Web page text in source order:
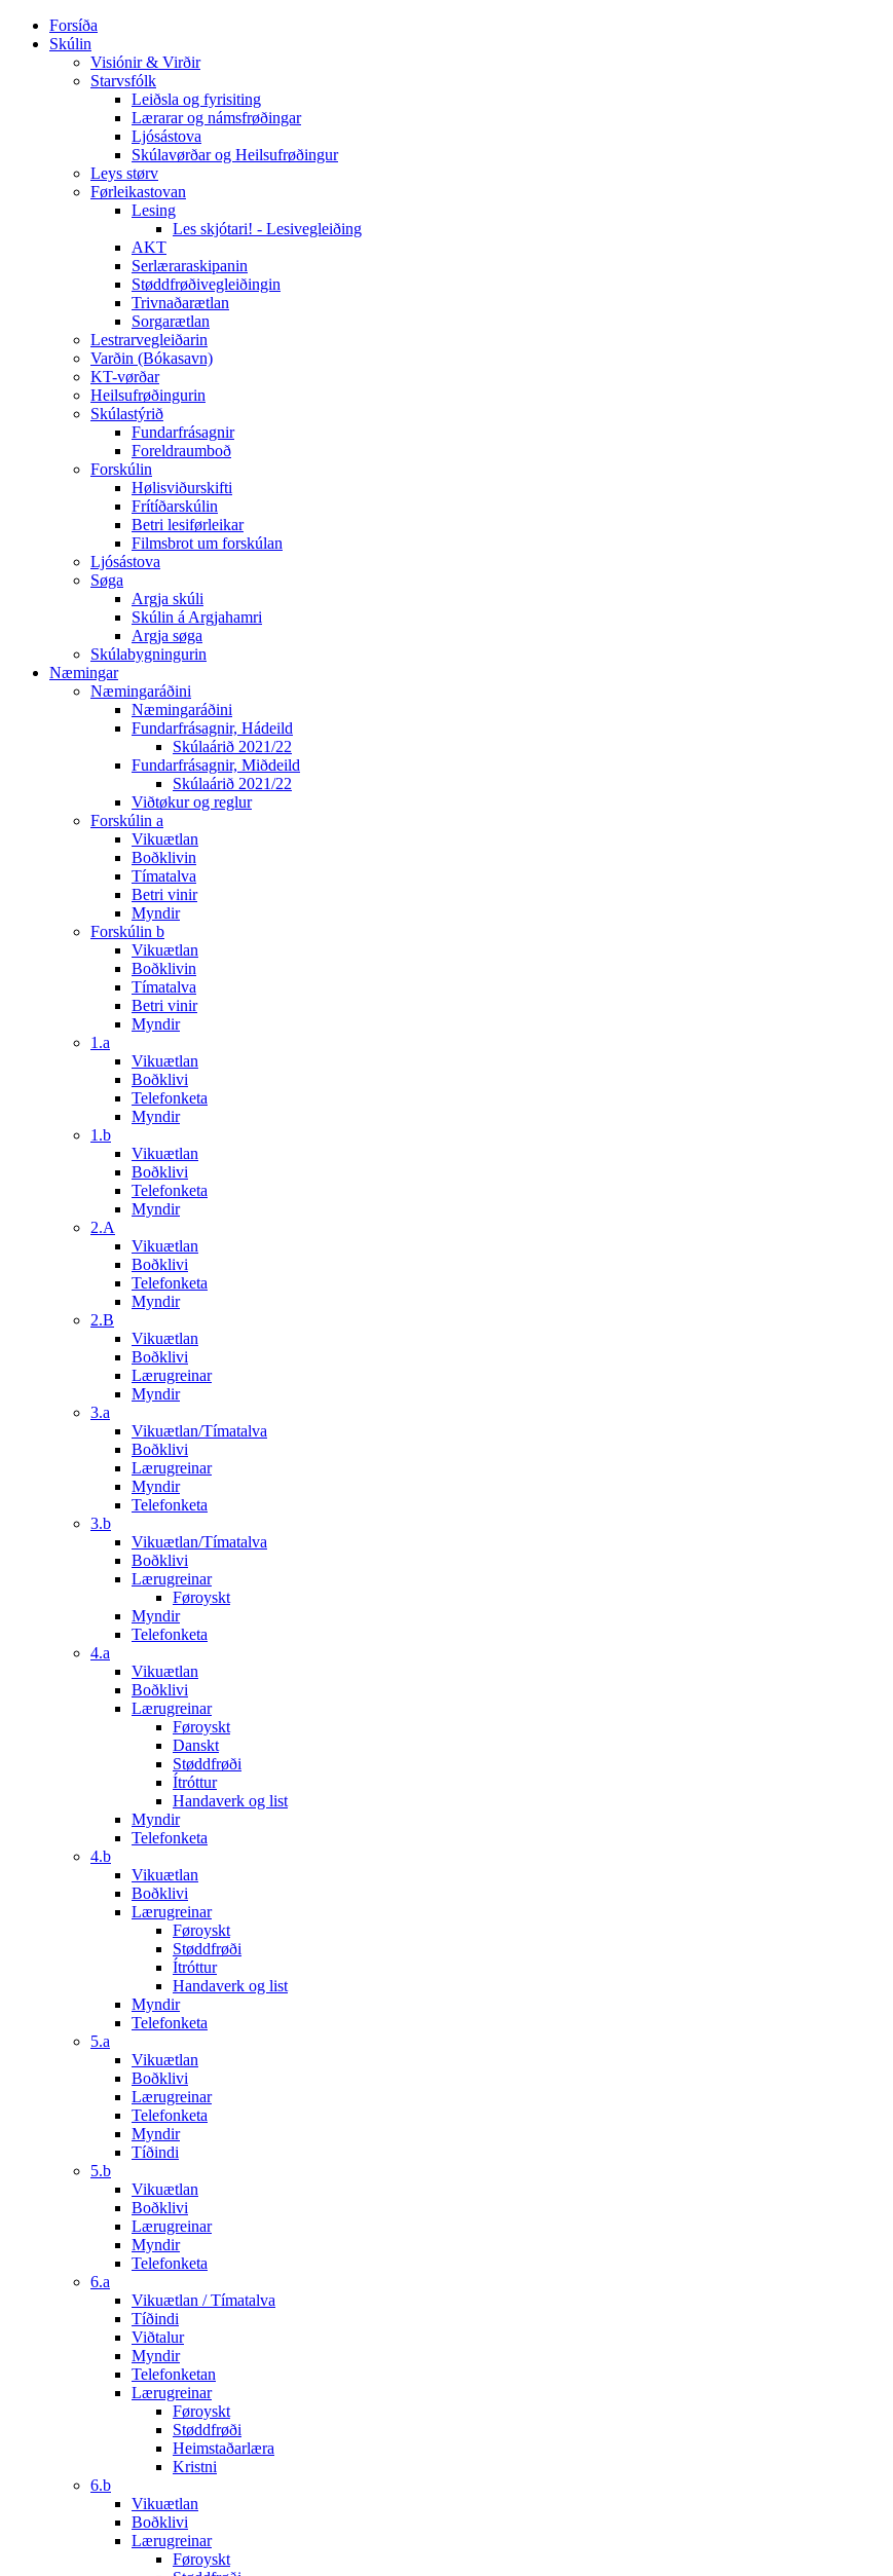
Forsíða
Skúlin
Visiónir & Virðir
Starvsfólk
Leiðsla og fyrisiting
Lærarar og námsfrøðingar
Ljósástova
Skúlavørðar og Heilsufrøðingur
Leys størv
Førleikastovan
Lesing
Les skjótari! - Lesivegleiðing
AKT
Serlæraraskipanin
Støddfrøðivegleiðingin
Trivnaðarætlan
Sorgarætlan
Lestrarvegleiðarin
Varðin (Bókasavn)
KT-vørðar
Heilsufrøðingurin
Skúlastýrið
Fundarfrásagnir
Foreldraumboð
Forskúlin
Hølisviðurskifti
Frítíðarskúlin
Betri lesiførleikar
Filmsbrot um forskúlan
Ljósástova
Søga
Argja skúli
Skúlin á Argjahamri
Argja søga
Skúlabygningurin
Næmingar
Næmingaráðini
Næmingaráðini
Fundarfrásagnir, Hádeild
Skúlaárið 2021/22
Fundarfrásagnir, Miðdeild
Skúlaárið 2021/22
Viðtøkur og reglur
Forskúlin a
Vikuætlan
Boðklivin
Tímatalva
Betri vinir
Myndir
Forskúlin b
Vikuætlan
Boðklivin
Tímatalva
Betri vinir
Myndir
1.a
Vikuætlan
Boðklivi
Telefonketa
Myndir
1.b
Vikuætlan
Boðklivi
Telefonketa
Myndir
2.A
Vikuætlan
Boðklivi
Telefonketa
Myndir
2.B
Vikuætlan
Boðklivi
Lærugreinar
Myndir
3.a
Vikuætlan/Tímatalva
Boðklivi
Lærugreinar
Myndir
Telefonketa
3.b
Vikuætlan/Tímatalva
Boðklivi
Lærugreinar
Føroyskt
Myndir
Telefonketa
4.a
Vikuætlan
Boðklivi
Lærugreinar
Føroyskt
Danskt
Støddfrøði
Ítróttur
Handaverk og list
Myndir
Telefonketa
4.b
Vikuætlan
Boðklivi
Lærugreinar
Føroyskt
Støddfrøði
Ítróttur
Handaverk og list
Myndir
Telefonketa
5.a
Vikuætlan
Boðklivi
Lærugreinar
Telefonketa
Myndir
Tíðindi
5.b
Vikuætlan
Boðklivi
Lærugreinar
Myndir
Telefonketa
6.a
Vikuætlan / Tímatalva
Tíðindi
Viðtalur
Myndir
Telefonketan
Lærugreinar
Føroyskt
Støddfrøði
Heimstaðarlæra
Kristni
6.b
Vikuætlan
Boðklivi
Lærugreinar
Føroyskt